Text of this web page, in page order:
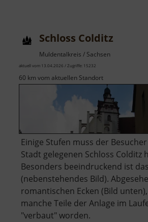
Schloss Colditz
Muldentalkreis / Sachsen
aktuell vom 13.04.2026 / Zugriffe: 15232
60 km vom aktuellen Standort
Einige Stufen muss der
Stadt gelegenen Schloss Colditz
Besonders beeindruckend ist
(nebenstehendes Bild).
romantischen Ecken (Bild
manche Teile der Anlage im
"verbaut" worden.